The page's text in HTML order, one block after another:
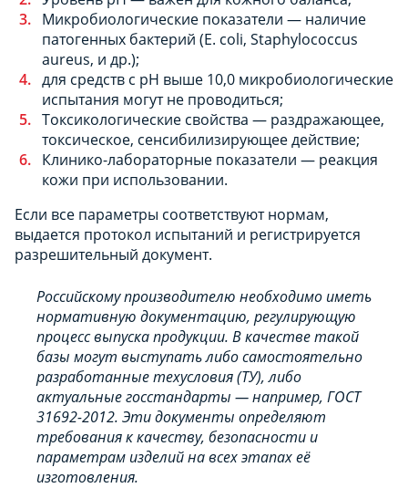
Микробиологические показатели — наличие
патогенных бактерий (E. coli, Staphylococcus
aureus, и др.);
для средств с pH выше 10,0 микробиологические
испытания могут не проводиться;
Токсикологические свойства — раздражающее,
токсическое, сенсибилизирующее действие;
Клинико-лабораторные показатели — реакция
кожи при использовании.
Если все параметры соответствуют нормам,
выдается протокол испытаний и регистрируется
разрешительный документ.
Российскому производителю необходимо иметь
нормативную документацию, регулирующую
процесс выпуска продукции. В качестве такой
базы могут выступать либо самостоятельно
разработанные техусловия (ТУ), либо
актуальные госстандарты — например, ГОСТ
31692-2012. Эти документы определяют
требования к качеству, безопасности и
параметрам изделий на всех этапах её
изготовления.